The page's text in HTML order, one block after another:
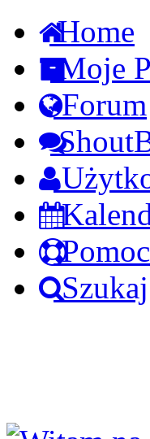
Home
Moje
Forum
Pomoc
Szukaj